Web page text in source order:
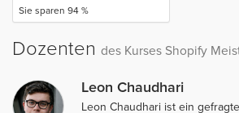
Sie sparen 94 %
Dozenten des Kurses Shopify
Leon Chaudhari
Leon Chaudhari ist ein